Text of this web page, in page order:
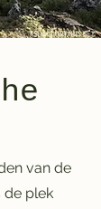
van de
de plek